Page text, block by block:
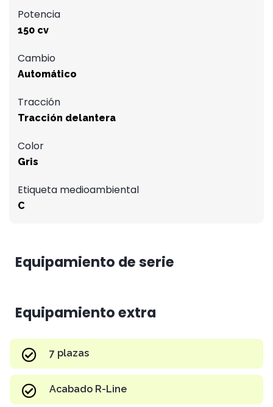
Potencia
150 cv
Cambio
Automático
Tracción
Tracción delantera
Color
Gris
Etiqueta medioambiental
C
Equipamiento de serie
Equipamiento extra
7 plazas
Acabado R-Line